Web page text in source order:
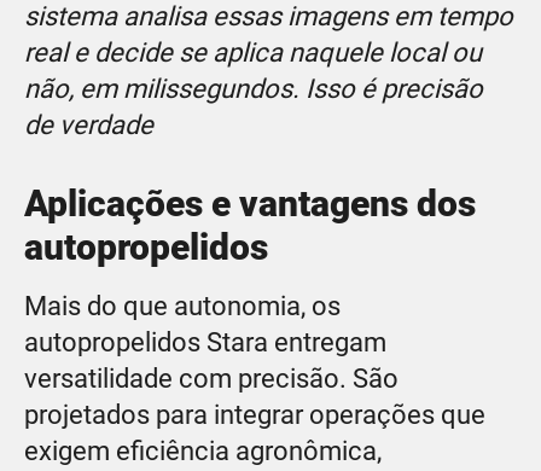
sistema analisa essas imagens em tempo
real e decide se aplica naquele local ou
não, em milissegundos. Isso é precisão
de verdade
Aplicações e vantagens dos
autopropelidos
Mais do que autonomia, os
autopropelidos Stara entregam
versatilidade com precisão. São
projetados para integrar operações que
exigem eficiência agronômica,